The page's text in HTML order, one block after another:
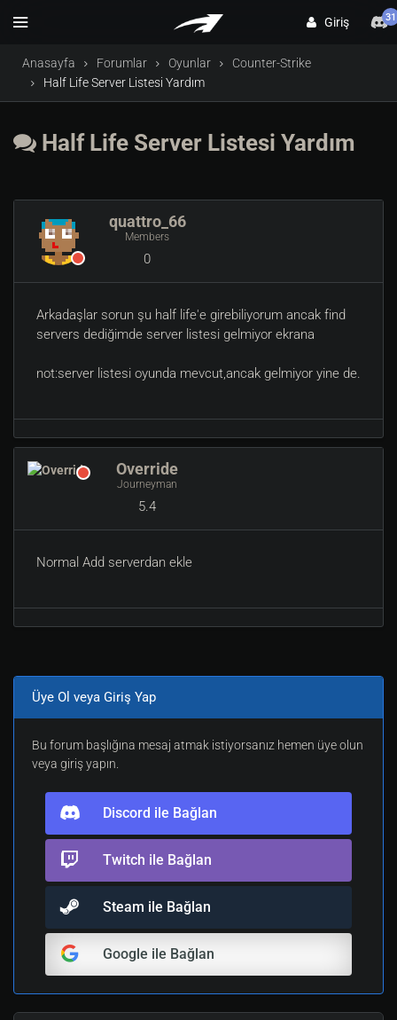
Giriş 31
Anasayfa Forumlar Oyunlar
Counter-Strike
Half Life Server Listesi Yardım
Half Life Server Listesi Yardım
quattro_66
Members
0
Arkadaşlar sorun şu half life'e girebiliyorum ancak find
servers dediğimde server listesi gelmiyor ekrana
not:server listesi oyunda mevcut,ancak gelmiyor yine de.
Override
Journeyman
5.4
Normal Add serverdan ekle
Üye Ol veya Giriş Yap
Bu forum başlığına mesaj atmak istiyorsanız hemen üye olun
veya giriş yapın.
Discord ile Bağlan
Twitch ile Bağlan
Steam ile Bağlan
Google ile Bağlan